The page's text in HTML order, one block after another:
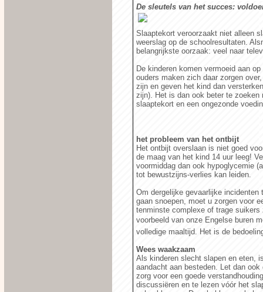
De sleutels van het succes:
Slaaptekort veroorzaakt niet alleen
weerslag op de schoolresultaten.
belangrijkste oorzaak: veel naar
De kinderen komen vermoeid aan
ouders maken zich daar zorgen
zijn en geven het kind dan
zijn). Het is dan ook beter te
slaaptekort en een ongezonde
het probleem van het ontbijt
Het ontbijt overslaan is niet goed
de maag van het kind 14 uur leeg!
voormiddag dan ook hypoglycemie
tot bewustzijns-verlies kan leiden.
Om dergelijke gevaarlijke
gaan snoepen, moet u zorgen voor
tenminste complexe of trage
voorbeeld van onze Engelse buren
volledige maaltijd. Het is de
Wees waakzaam
Als kinderen slecht slapen en eten,
aandacht aan besteden. Let dan
zorg voor een goede
discussiëren en te lezen vóór het